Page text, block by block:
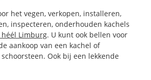
het vegen, verkopen, installeren,
inspecteren, onderhouden kachels
héél Limburg. U kunt ook bellen voor
aankoop van een kachel of
Ook bij een lekkende